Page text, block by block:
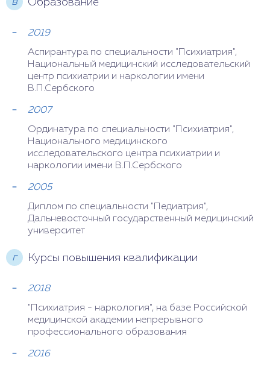
Образование
2019
Аспирантура по специальности "Психиатрия",
Национальный медицинский исследовательский
центр психиатрии и наркологии имени
В.П.Сербского
2007
Ординатура по специальности "Психиатрия",
Национального медицинского
исследовательского центра психиатрии и
наркологии имени В.П.Сербского
2005
Диплом по специальности "Педиатрия",
Дальневосточный государственный медицинский
университет
г Курсы повышения квалификации
2018
"Психиатрия - наркология", на базе Российской
медицинской академии непрерывного
профессионального образования
2016